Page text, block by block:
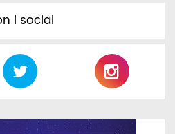
i social